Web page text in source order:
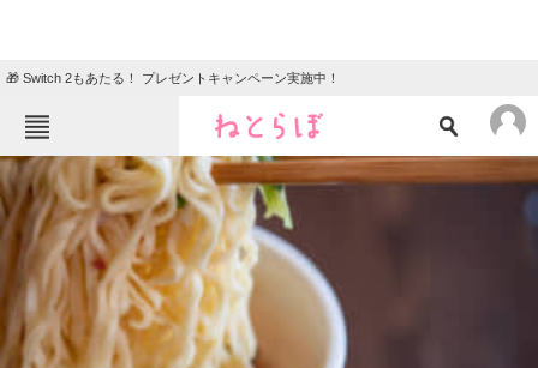
🎁 Switch 2もあたる！ プレゼントキャンペーン実施中！
ねとらぼメニュー
TOP ニュース
エンタメ クイズ
グルメ
住まい 教育・育児